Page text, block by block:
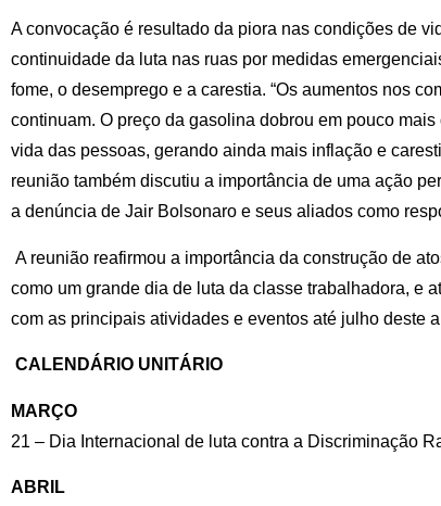
A convocação é resultado da piora nas condições de
continuidade da luta nas ruas por medidas
fome, o desemprego e a carestia. “Os aumentos nos
continuam. O preço da gasolina dobrou em pouco
vida das pessoas, gerando ainda mais inflação e
reunião também discutiu a importância de uma ação
a denúncia de Jair Bolsonaro e seus aliados como
A reunião reafirmou a importância da construção de
como um grande dia de luta da classe trabalhadora, e
com as principais atividades e eventos até julho deste
CALENDÁRIO UNITÁRIO
MARÇO
21 – Dia Internacional de luta contra a Discriminação
ABRIL